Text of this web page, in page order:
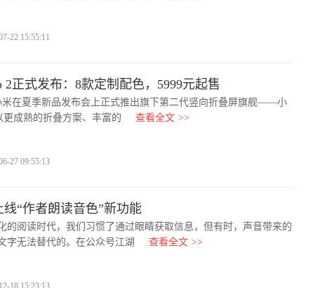
22 15:55:11
正式发布：8款定制配色，5999元起售
在夏季新品发布会上正式推出旗下第二代竖向折叠屏旗舰——小
成熟的折叠方案、丰富的
查看全文 >>
27 09:55:13
“作者朗读音色”新功能
阅读时代，我们习惯了通过眼睛获取信息，但有时，声音带来的
字无法替代的。在公众号江湖
查看全文 >>
18 15:23:13